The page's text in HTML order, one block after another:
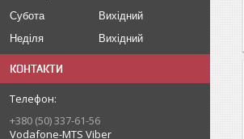
Субота
Вихідний
Неділя
Вихідний
КОНТАКТИ
+380 (50) 337-61-56
Vodafone-MTS Viber